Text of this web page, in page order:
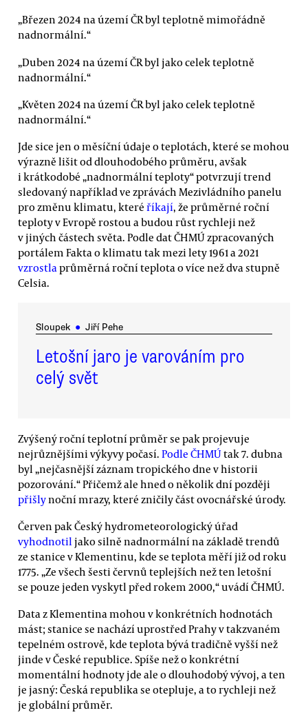
„Březen 2024 na území ČR byl teplotně mimořádně
nadnormální.“
„Duben 2024 na území ČR byl jako celek teplotně
nadnormální.“
„Květen 2024 na území ČR byl jako celek teplotně
nadnormální.“
Jde sice jen o měsíční údaje o teplotách, které se mohou
výrazně lišit od dlouhodobého průměru, avšak
i krátkodobé „nadnormální teploty“ potvrzují trend
sledovaný například ve zprávách Mezivládního panelu
pro změnu klimatu, které říkají, že průměrné roční
teploty v Evropě rostou a budou růst rychleji než
v jiných částech světa. Podle dat ČHMÚ zpracovaných
portálem Fakta o klimatu tak mezi lety 1961 a 2021
vzrostlaprůměrná roční teplota o více než dva stupně
Celsia.
Sloupek ● Jiří Pehe
Letošní jaro je varováním pro
celý svět
Zvýšený roční teplotní průměr se pak projevuje
nejrůznějšími výkyvy počasí. Podle ČHMÚtak 7. dubna
byl „nejčasnější záznam tropického dne v historii
pozorování.“ Přičemž ale hned o několik dní později
přišlynoční mrazy, které zničily část ovocnářské úrody.
Červen pak Český hydrometeorologický úřad
vyhodnotil jako silně nadnormální na základě trendů
ze stanice v Klementinu, kde se teplota měří již od roku
1775. „Ze všech šesti červnů teplejších než ten letošní
se pouze jeden vyskytl před rokem 2000,“ uvádí ČHMÚ.
Data z Klementina mohou v konkrétních hodnotách
mást; stanice se nachází uprostřed Prahy v takzvaném
tepelném ostrově, kde teplota bývá tradičně vyšší než
jinde v České republice. Spíše než o konkrétní
momentální hodnoty jde ale o dlouhodobý vývoj, a ten
je jasný: Česká republika se otepluje, a to rychleji než
je globální průměr.